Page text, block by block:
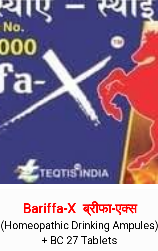
Bariffa-X ब्रीफा-एक्स
(Homeopathic Drinking Ampules)
+ BC 27 Tablets